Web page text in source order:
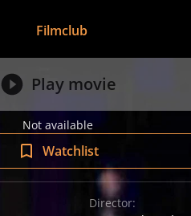
Filmclub
Play movie
Not available
Watchlist
Director: